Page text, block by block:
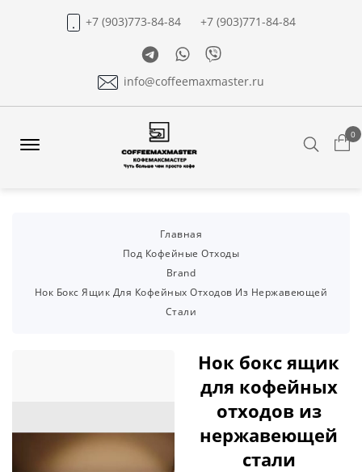
+7 (903)773-84-84
+7 (903)771-84-84
TelegramWhatsapp
Viber
info@coffeemaxmaster.ru
0
Главная
Под Кофейные Отходы
Brand
Нок Бокс Ящик Для Кофейных Отходов Из Нержавеющей
Стали
Нок бокс ящик
для кофейных
отходов из
нержавеющей
стали